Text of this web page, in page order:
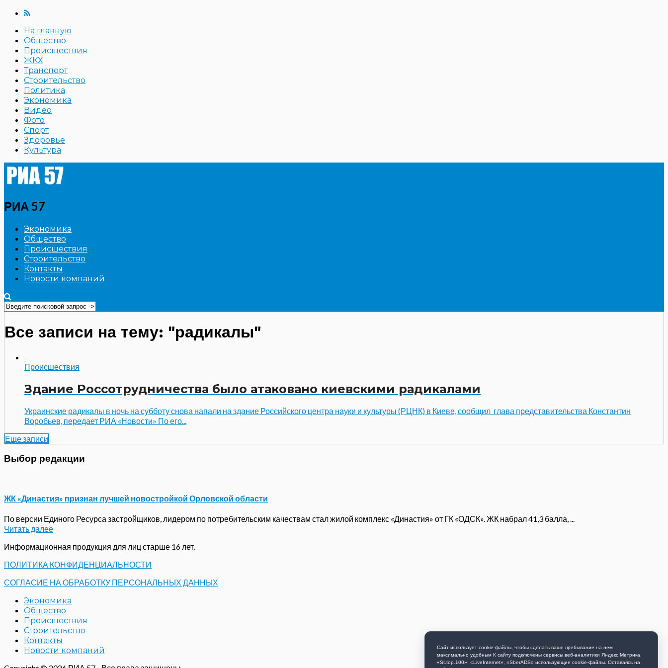
На главную
Общество
Происшествия
ЖКХ
Транспорт
Строительство
Политика
Экономика
Видео
Фото
Спорт
Здоровье
Культура
РИА 57
Экономика
Общество
Происшествия
Строительство
Контакты
Новости компаний
Все записи на тему: "радикалы"
Происшествия
Здание Россотрудничества было атаковано киевскими радикалами
Украинские радикалы в ночь на субботу снова напали на здание Российского центра науки и культуры (РЦНК) в Киеве, сообщил глава представительства Константин
Воробьев, передает РИА «Новости» По его...
Еще записи
Выбор редакции
ЖК «Династия» признан лучшей новостройкой Орловской области
По версии Единого Ресурса застройщиков, лидером по потребительским качествам стал жилой комплекс «Династия» от ГК «ОДСК». ЖК набрал 41,3 балла, ...
Читать далее
Информационная продукция для лиц старше 16 лет.
ПОЛИТИКА КОНФИДЕНЦИАЛЬНОСТИ
СОГЛАСИЕ НА ОБРАБОТКУ ПЕРСОНАЛЬНЫХ ДАННЫХ
Экономика
Общество
Происшествия
Строительство
Контакты
Новости компаний
Сайт использует cookie-файлы, чтобы сделать ваше пребывание на нем
максимально удобным К cайту подключены сервисы веб-аналитики Яндекс.Метрика,
«St.top.100», «LiveInternet», «SberADS» использующиe cookie-файлы. Оставаясь на